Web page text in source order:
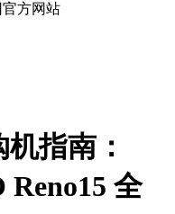
官方网站
指南：
Reno15 全